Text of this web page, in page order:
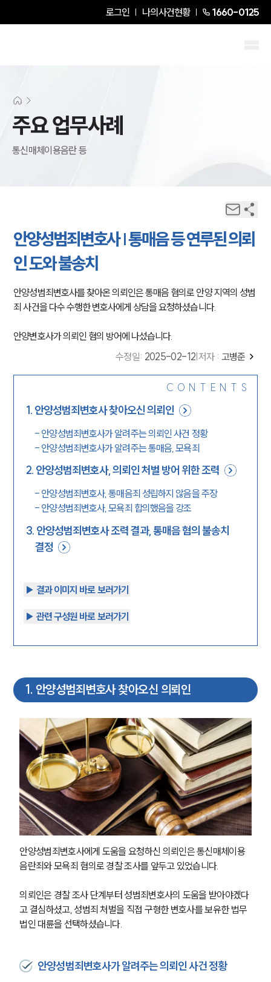
로그인 나의사건현황 1660-0125
주요 업무사례
통신매체이용음란 등
안양성범죄변호사 | 통매음 등 연루된 의뢰
인 도와 불송치
안양성범죄변호사를 찾아온 의뢰인은 통매음 혐의로 안양 지역의 성범
죄 사건을 다수 수행한 변호사에게 상담을 요청하셨습니다.
안양변호사가 의뢰인 혐의 방어에 나섰습니다.
수정일: 2025-02-12 저자 : 고병준
CONTENTS
1. 안양성범죄변호사 찾아오신 의뢰인
- 안양성범죄변호사가 알려주는 의뢰인 사건 정황
- 안양성범죄변호사가 알려주는 통매음, 모욕죄
2. 안양성범죄변호사, 의뢰인 처벌 방어 위한 조력
- 안양성범죄변호사, 통매음죄 성립하지 않음을 주장
- 안양성범죄변호사, 모욕죄 합의했음을 강조
3. 안양성범죄변호사 조력 결과, 통매음 혐의 불송치
결정
▶︎ 결과 이미지 바로 보러가기
▶︎ 관련 구성원 바로 보러가기
1 . 안양성범죄변호사 찾아오신 의뢰인
안양성범죄변호사에게 도움을 요청하신 의뢰인은 통신매체이용
음란죄와 모욕죄 혐의로 경찰 조사를 앞두고 있었습니다.
의뢰인은 경찰 조사 단계부터 성범죄변호사의 도움을 받아야겠다
고 결심하셨고, 성범죄 처벌을 직접 구형한 변호사를 보유한 법무
법인 대륜을 선택하셨습니다.
안양성범죄변호사가 알려주는 의뢰인 사건 정황